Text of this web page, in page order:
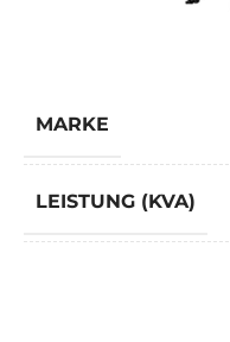
MARKE
LEISTUNG (KVA)